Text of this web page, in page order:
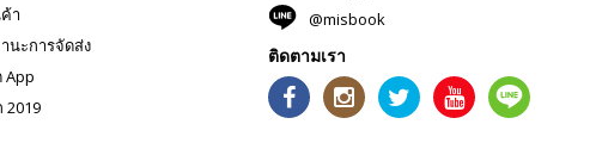
า
นะการจัดส่ง
App
2019
@misbook
ติดตามเรา